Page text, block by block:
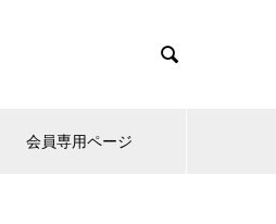

会員専用ページ